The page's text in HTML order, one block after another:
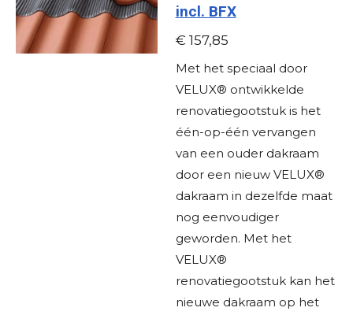
incl. BFX
€ 157,85
Met het speciaal door
VELUX® ontwikkelde
renovatiegootstuk is het
één-op-één vervangen
van een ouder dakraam
door een nieuw VELUX®
dakraam in dezelfde maat
nog eenvoudiger
geworden. Met het
VELUX®
renovatiegootstuk kan het
nieuwe dakraam op het